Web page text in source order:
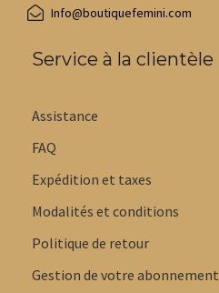
Info@boutiquefemini.com
Service à la clientèle
Assistance
FAQ
Expédition et taxes
Modalités et conditions
Politique de retour
Gestion de votre abonnement